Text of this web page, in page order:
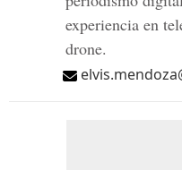
experiencia en
drone.